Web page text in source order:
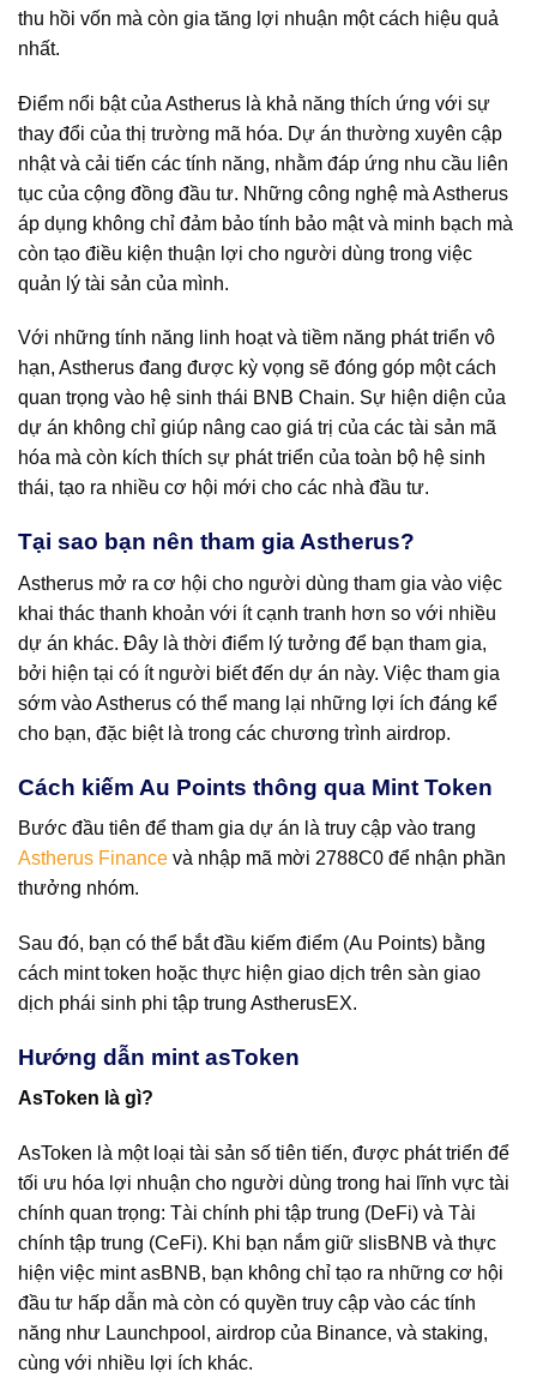
thu hồi vốn mà còn gia tăng lợi nhuận một cách hiệu quả
nhất.
Điểm nổi bật của Astherus là khả năng thích ứng với sự
thay đổi của thị trường mã hóa. Dự án thường xuyên cập
nhật và cải tiến các tính năng, nhằm đáp ứng nhu cầu liên
tục của cộng đồng đầu tư. Những công nghệ mà Astherus
áp dụng không chỉ đảm bảo tính bảo mật và minh bạch mà
còn tạo điều kiện thuận lợi cho người dùng trong việc
quản lý tài sản của mình.
Với những tính năng linh hoạt và tiềm năng phát triển vô
hạn, Astherus đang được kỳ vọng sẽ đóng góp một cách
quan trọng vào hệ sinh thái BNB Chain. Sự hiện diện của
dự án không chỉ giúp nâng cao giá trị của các tài sản mã
hóa mà còn kích thích sự phát triển của toàn bộ hệ sinh
thái, tạo ra nhiều cơ hội mới cho các nhà đầu tư.
Tại sao bạn nên tham gia Astherus?
Astherus mở ra cơ hội cho người dùng tham gia vào việc
khai thác thanh khoản với ít cạnh tranh hơn so với nhiều
dự án khác. Đây là thời điểm lý tưởng để bạn tham gia,
bởi hiện tại có ít người biết đến dự án này. Việc tham gia
sớm vào Astherus có thể mang lại những lợi ích đáng kể
cho bạn, đặc biệt là trong các chương trình airdrop.
Cách kiếm Au Points thông qua Mint Token
Bước đầu tiên để tham gia dự án là truy cập vào trang
Astherus Finance và nhập mã mời 2788C0 để nhận phần
thưởng nhóm.
Sau đó, bạn có thể bắt đầu kiếm điểm (Au Points) bằng
cách mint token hoặc thực hiện giao dịch trên sàn giao
dịch phái sinh phi tập trung AstherusEX.
Hướng dẫn mint asToken
AsToken là gì?
AsToken là một loại tài sản số tiên tiến, được phát triển để
tối ưu hóa lợi nhuận cho người dùng trong hai lĩnh vực tài
chính quan trọng: Tài chính phi tập trung (DeFi) và Tài
chính tập trung (CeFi). Khi bạn nắm giữ slisBNB và thực
hiện việc mint asBNB, bạn không chỉ tạo ra những cơ hội
đầu tư hấp dẫn mà còn có quyền truy cập vào các tính
năng như Launchpool, airdrop của Binance, và staking,
cùng với nhiều lợi ích khác.